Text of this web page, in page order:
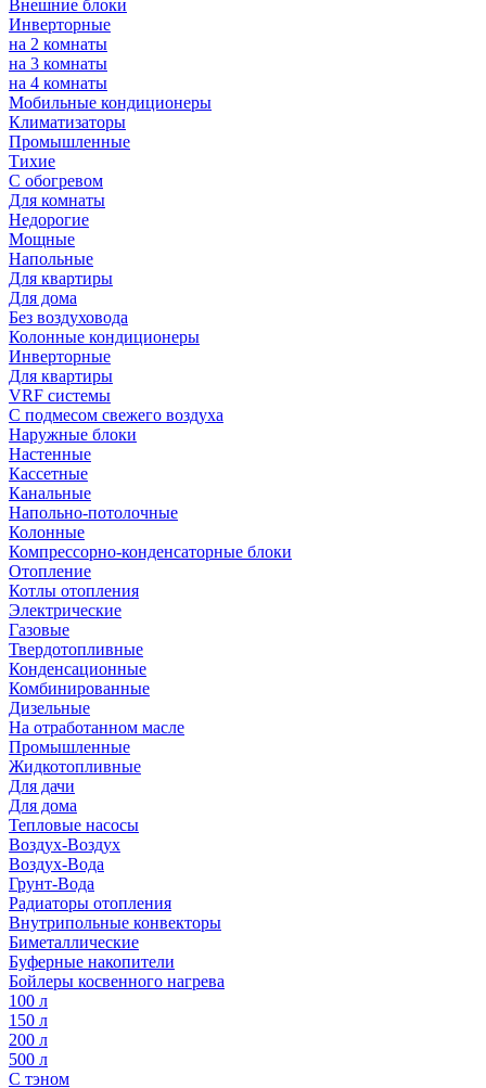
Внешние блоки
Инверторные
на 2 комнаты
на 3 комнаты
на 4 комнаты
Мобильные кондиционеры
Климатизаторы
Промышленные
Тихие
С обогревом
Для комнаты
Недорогие
Мощные
Напольные
Для квартиры
Для дома
Без воздуховода
Колонные кондиционеры
Инверторные
Для квартиры
VRF системы
С подмесом свежего воздуха
Наружные блоки
Настенные
Кассетные
Канальные
Напольно-потолочные
Колонные
Компрессорно-конденсаторные блоки
Отопление
Котлы отопления
Электрические
Газовые
Твердотопливные
Конденсационные
Комбинированные
Дизельные
На отработанном масле
Промышленные
Жидкотопливные
Для дачи
Для дома
Тепловые насосы
Воздух-Воздух
Воздух-Вода
Грунт-Вода
Радиаторы отопления
Внутрипольные конвекторы
Биметаллические
Буферные накопители
Бойлеры косвенного нагрева
100 л
150 л
200 л
500 л
С тэном